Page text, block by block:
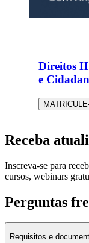
Direitos
e
Receba
Inscreva-se para
cursos, webinars
Perguntas
Requisitos e